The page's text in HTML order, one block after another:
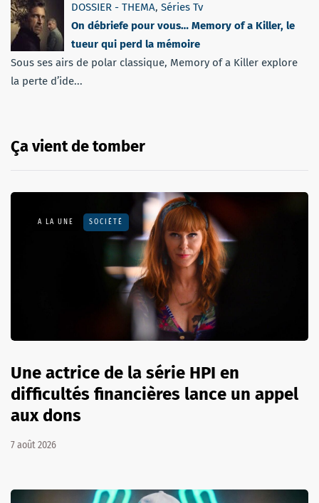
DOSSIER - THEMA, Séries Tv
On débriefe pour vous… Memory of a Killer, le
tueur qui perd la mémoire
Sous ses airs de polar classique, Memory of a Killer explore
la perte d’ide...
Ça vient de tomber
A LA UNE SOCIÉTÉ
Une actrice de la série HPI en
difficultés financières lance un appel
aux dons
7 août 2026